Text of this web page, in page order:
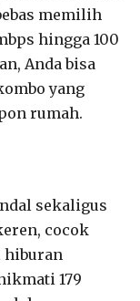
memilih
hingga 100
Anda bisa
yang
rumah.
sekaligus
cocok
hiburan
179